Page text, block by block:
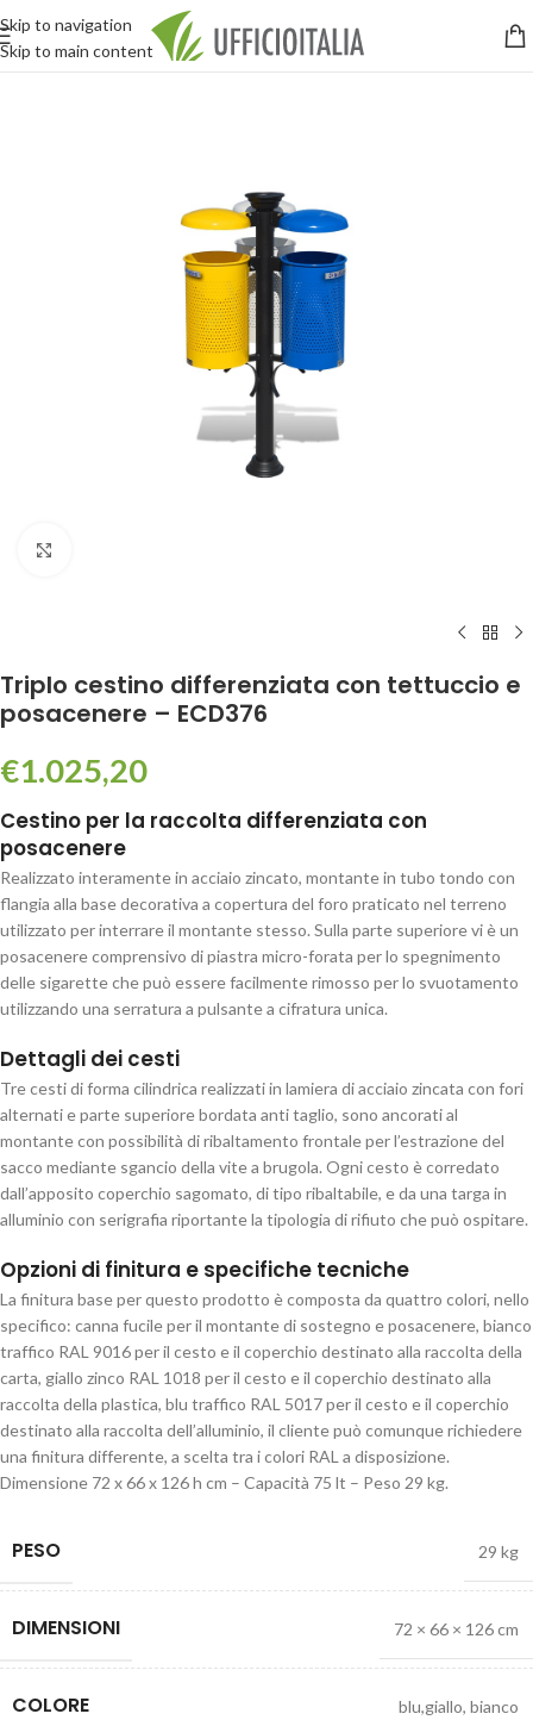
Skip to navigation
Skip to main content
Triplo cestino differenziata con tettuccio e
posacenere – ECD376
€1.025,20
Cestino per la raccolta differenziata con
posacenere
Realizzato interamente in acciaio zincato, montante in tubo tondo con
flangia alla base decorativa a copertura del foro praticato nel terreno
utilizzato per interrare il montante stesso. Sulla parte superiore vi è un
posacenere comprensivo di piastra micro-forata per lo spegnimento
delle sigarette che può essere facilmente rimosso per lo svuotamento
utilizzando una serratura a pulsante a cifratura unica.
Dettagli dei cesti
Tre cesti di forma cilindrica realizzati in lamiera di acciaio zincata con fori
alternati e parte superiore bordata anti taglio, sono ancorati al
montante con possibilità di ribaltamento frontale per l’estrazione del
sacco mediante sgancio della vite a brugola. Ogni cesto è corredato
dall’apposito coperchio sagomato, di tipo ribaltabile, e da una targa in
alluminio con serigrafia riportante la tipologia di rifiuto che può ospitare.
Opzioni di finitura e specifiche tecniche
La finitura base per questo prodotto è composta da quattro colori, nello
specifico: canna fucile per il montante di sostegno e posacenere, bianco
traffico RAL 9016 per il cesto e il coperchio destinato alla raccolta della
carta, giallo zinco RAL 1018 per il cesto e il coperchio destinato alla
raccolta della plastica, blu traffico RAL 5017 per il cesto e il coperchio
destinato alla raccolta dell’alluminio, il cliente può comunque richiedere
una finitura differente, a scelta tra i colori RAL a disposizione.
Dimensione 72 x 66 x 126 h cm – Capacità 75 lt – Peso 29 kg.
PESO 29 kg
DIMENSIONI 72 × 66 × 126 cm
COLORE blu,giallo, bianco